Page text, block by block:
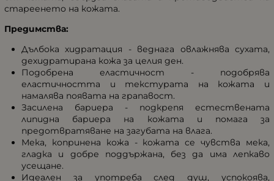
стареенето на кожата.
Предимства:
Дълбока хидратация - веднага овлажнява сухата,
дехидратирана кожа за целия ден.
Подобрена еластичност - подобрява
еластичността и текстурата на кожата и
намалява появата на грапавост.
Засилена бариера - подкрепя естествената
липидна бариера на кожата и помага за
предотвратяване на загубата на влага.
Мека, копринена кожа - кожата се чувства мека,
гладка и добре поддържана, без да има лепкаво
усещане.
Идеален за употреба след душ, успокоява,